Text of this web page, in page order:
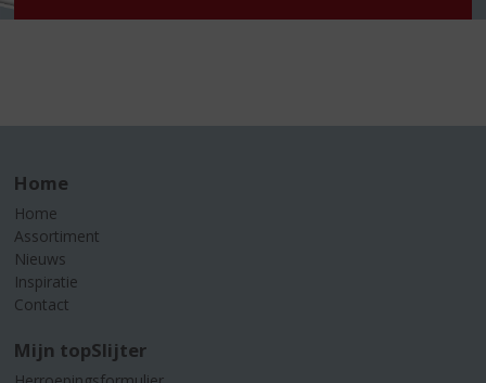
Home
Home
Assortiment
Nieuws
Inspiratie
Contact
Mijn topSlijter